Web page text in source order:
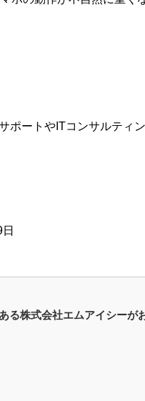
ートやITコンサルティ
る株式会社エムアイシーが